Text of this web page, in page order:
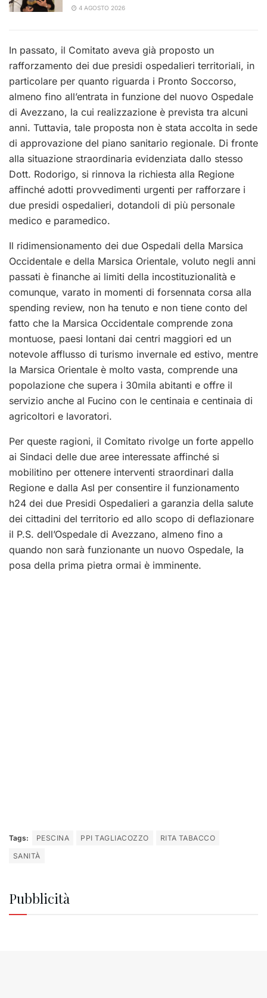
4 AGOSTO 2026
In passato, il Comitato aveva già proposto un
rafforzamento dei due presidi ospedalieri territoriali, in
particolare per quanto riguarda i Pronto Soccorso,
almeno fino all’entrata in funzione del nuovo Ospedale
di Avezzano, la cui realizzazione è prevista tra alcuni
anni. Tuttavia, tale proposta non è stata accolta in sede
di approvazione del piano sanitario regionale. Di fronte
alla situazione straordinaria evidenziata dallo stesso
Dott. Rodorigo, si rinnova la richiesta alla Regione
affinché adotti provvedimenti urgenti per rafforzare i
due presidi ospedalieri, dotandoli di più personale
medico e paramedico.
Il ridimensionamento dei due Ospedali della Marsica
Occidentale e della Marsica Orientale, voluto negli anni
passati è finanche ai limiti della incostituzionalità e
comunque, varato in momenti di forsennata corsa alla
spending review, non ha tenuto e non tiene conto del
fatto che la Marsica Occidentale comprende zona
montuose, paesi lontani dai centri maggiori ed un
notevole afflusso di turismo invernale ed estivo, mentre
la Marsica Orientale è molto vasta, comprende una
popolazione che supera i 30mila abitanti e offre il
servizio anche al Fucino con le centinaia e centinaia di
agricoltori e lavoratori.
Per queste ragioni, il Comitato rivolge un forte appello
ai Sindaci delle due aree interessate affinché si
mobilitino per ottenere interventi straordinari dalla
Regione e dalla Asl per consentire il funzionamento
h24 dei due Presidi Ospedalieri a garanzia della salute
dei cittadini del territorio ed allo scopo di deflazionare
il P.S. dell’Ospedale di Avezzano, almeno fino a
quando non sarà funzionante un nuovo Ospedale, la
posa della prima pietra ormai è imminente.
Tags: PESCINA PPI TAGLIACOZZO
RITA TABACCO
SANITÀ
Pubblicità